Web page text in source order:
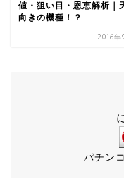
値・狙い目・恩恵解析｜
向きの機種！？
2016年
パチン